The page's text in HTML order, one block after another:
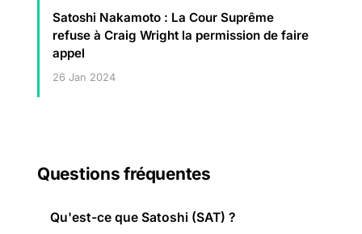
Satoshi Nakamoto : La Cour Suprême
refuse à Craig Wright la permission de faire
appel
26 Jan 2024
Questions fréquentes
Qu'est-ce que Satoshi (SAT) ?